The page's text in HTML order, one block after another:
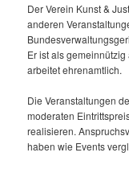
Der Verein Kunst &
anderen
Er ist als
arbeitet ehrenamtlich.
Die Veranstaltungen
moderaten
realisieren.
haben wie Events